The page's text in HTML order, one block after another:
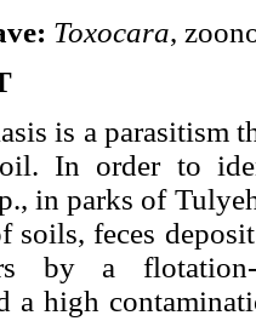
Toxocara,
is a parasitism
In order to
in parks of
soils, feces
by a flotation-
a high